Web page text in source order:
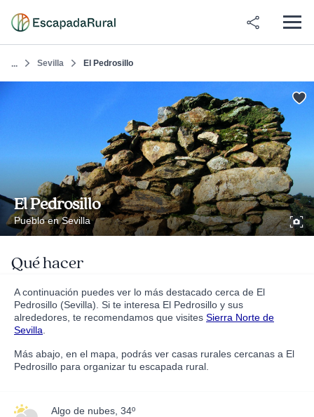
... Sevilla El Pedrosillo
El Pedrosillo
Pueblo en Sevilla
Qué hacer
A continuación puedes ver lo más destacado cerca de El
Pedrosillo (Sevilla). Si te interesa El Pedrosillo y sus
alrededores, te recomendamos que visites Sierra Norte de
Sevilla
Más abajo, en el mapa, podrás ver casas rurales cercanas a El
Pedrosillo para organizar tu escapada rural.
algo de nubes, 34º